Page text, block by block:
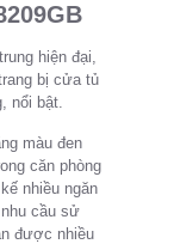
hiện đại,
bị cửa tủ
nổi bật.
màu đen
căn phòng
nhiều ngăn
cầu sử
được nhiều